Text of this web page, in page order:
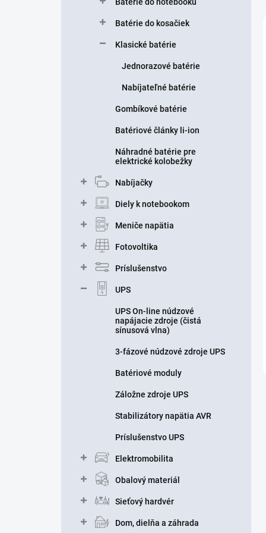
Batérie do kosačiek
Klasické batérie
Jednorazové batérie
Nabíjateľné batérie
Gombíkové batérie
Batériové články li-ion
Náhradné batérie pre
elektrické kolobežky
Nabíjačky
Diely k notebookom
Meniče napätia
Fotovoltika
Príslušenstvo
UPS
UPS On-line núdzové
napájacie zdroje (čistá
sínusová vlna)
3-fázové núdzové zdroje UPS
Batériové moduly
Záložne zdroje UPS
Stabilizátory napätia AVR
Príslušenstvo UPS
Elektromobilita
Obalový materiál
Sieťový hardvér
Dom, dielňa a záhrada